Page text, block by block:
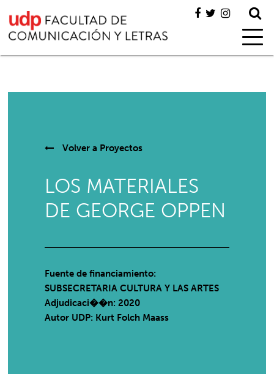
Volver a Proyectos
LOS MATERIALES
DE GEORGE OPPEN
Fuente de financiamiento:
SUBSECRETARIA CULTURA Y LAS ARTES
Adjudicaci��n: 2020
Autor UDP: Kurt Folch Maass